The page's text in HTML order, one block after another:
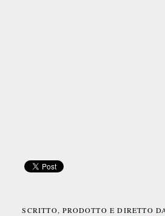
SCRITTO, PRODOTTO E DIRETTO